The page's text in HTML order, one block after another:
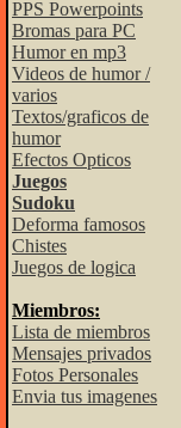
PPS Powerpoints
Bromas para PC
Humor en mp3
Videos de humor /
varios
Textos/graficos de
humor
Efectos Opticos
Juegos
Sudoku
Deforma famosos
Chistes
Juegos de logica
Miembros:
Lista de miembros
Mensajes privados
Fotos Personales
Envia tus imagenes